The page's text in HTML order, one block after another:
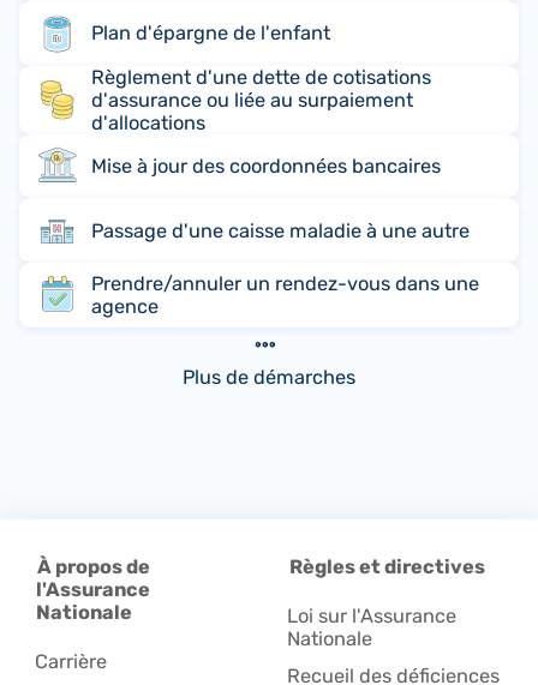
Plan d'épargne de l'enfant
Règlement d'une dette de cotisations
d'assurance ou liée au surpaiement
d'allocations
Mise à jour des coordonnées bancaires
Passage d'une caisse maladie à une autre
Prendre/annuler un rendez-vous dans une
agence
Plus de démarches
À propos de
l'Assurance
Nationale
Carrière
Règles et directives
Loi sur l'Assurance
Nationale
Recueil des déficiences